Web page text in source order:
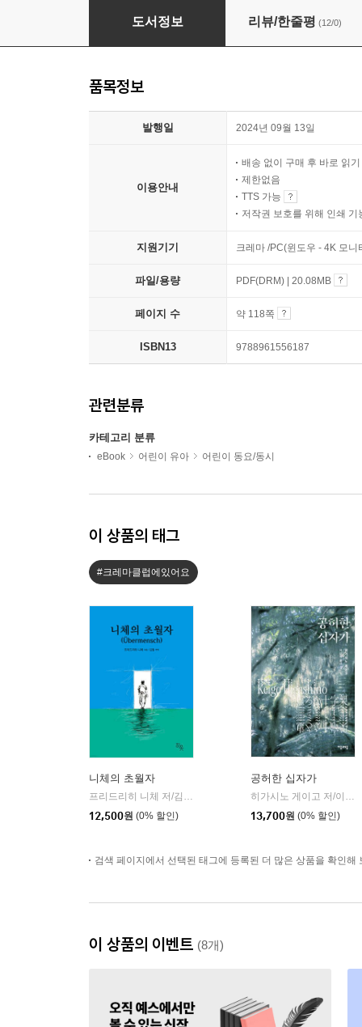
2024 여름 제3회 우리나라 좋은동시
도서정보 리뷰/한줄평 (12/0)
품목정보
발행일 2024년 09월 13일
이용안내
배송 없이 구매 후 바로 읽기
제한없음
TTS 가능
저작권 보호를 위해 인쇄 기
지원기기 크레마 /PC(윈도우 - 4K 모
파일/용량 PDF(DRM) | 20.08MB
페이지 수 약 118쪽
ISBN13 9788961556187
관련분류
카테고리 분류
eBook 어린이 유아 어린이 동요/동시
이 상품의 태그
#크레마클럽에있어요
니체의 초월자
프리드리히 니체 저/김철 편역
12,500원 (0% 할인)
공허한 십자가
히가시노 게이고 저/이선희 역
13,700원 (0% 할인)
검색 페이지에서 선택된 태그에 등록된 더 많은 상품을 확인해
이 상품의 이벤트 (8개)